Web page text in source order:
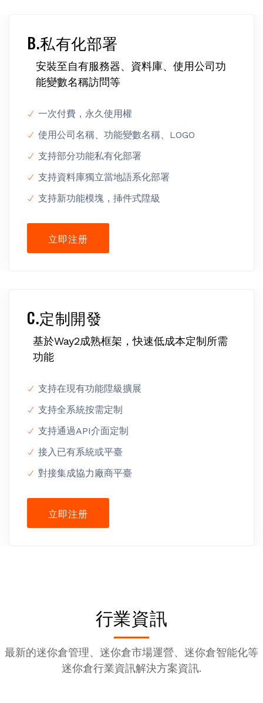
B.私有化部署
安裝至自有服務器、資料庫、使用公司功
能變數名稱訪問等
一次付費，永久使用權
使用公司名稱、功能變數名稱、LOGO
支持部分功能私有化部署
支持資料庫獨立當地語系化部署
支持新功能模塊，挿件式陞級
立即注册
C.定制開發
基於Way2成熟框架，快速低成本定制所需
功能
支持在現有功能陞級擴展
支持全系統按需定制
支持通過API介面定制
接入已有系統或平臺
對接集成協力廠商平臺
立即注册
行業資訊
最新的迷你倉管理、迷你倉市場運營、迷你倉智能化等
迷你倉行業資訊解決方案資訊.